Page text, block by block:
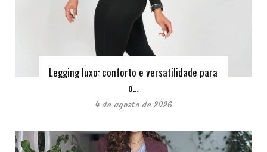
Legging luxo: conforto e versatilidade para
o…
4 de agosto de 2026